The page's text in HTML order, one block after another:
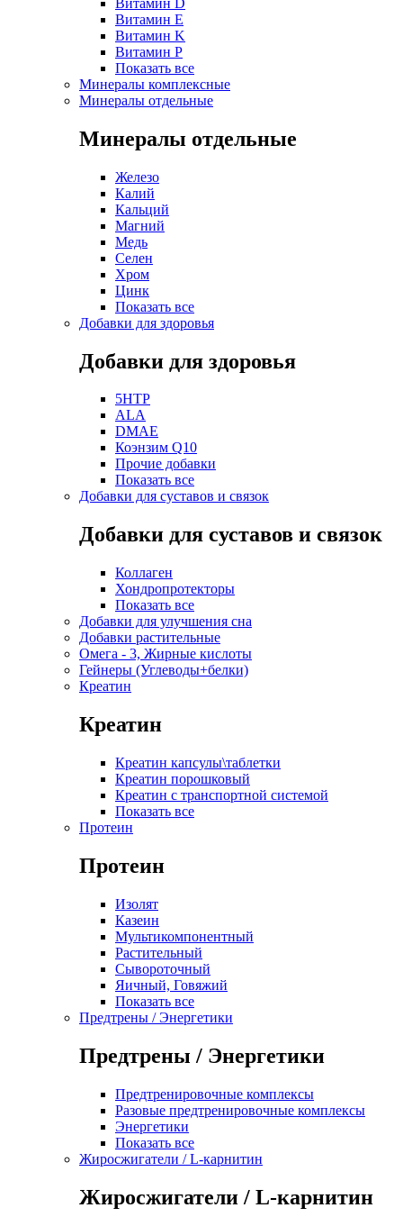
Витамин E
Витамин K
Витамин P
Показать все
Минералы комплексные
Минералы отдельные
Минералы отдельные
Железо
Калий
Кальций
Магний
Медь
Селен
Хром
Цинк
Показать все
Добавки для здоровья
Добавки для здоровья
5HTP
ALA
DMAE
Коэнзим Q10
Прочие добавки
Показать все
Добавки для суставов и связок
Добавки для суставов и связок
Коллаген
Хондропротекторы
Показать все
Добавки для улучшения сна
Добавки растительные
Омега - 3, Жирные кислоты
Гейнеры (Углеводы+белки)
Креатин
Креатин
Креатин капсулы\таблетки
Креатин порошковый
Креатин с транспортной системой
Показать все
Протеин
Протеин
Изолят
Казеин
Мультикомпонентный
Растительный
Сывороточный
Яичный, Говяжий
Показать все
Предтрены / Энергетики
Предтрены / Энергетики
Предтренировочные комплексы
Разовые предтренировочные комплексы
Энергетики
Показать все
Жиросжигатели / L-карнитин
Жиросжигатели / L-карнитин